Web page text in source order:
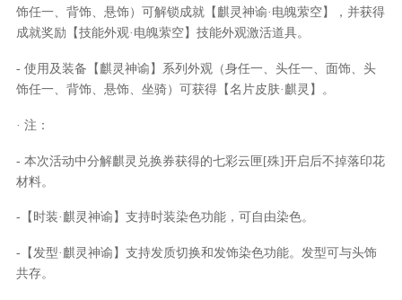
饰任一、背饰、悬饰）可解锁成就【麒灵神谕·电魄萦空】，并获得
成就奖励【技能外观·电魄萦空】技能外观激活道具。
- 使用及装备【麒灵神谕】系列外观（身任一、头任一、面饰、头
饰任一、背饰、悬饰、坐骑）可获得【名片皮肤·麒灵】。
· 注：
- 本次活动中分解麒灵兑换券获得的七彩云匣[殊]开启后不掉落印花
材料。
-【时装·麒灵神谕】支持时装染色功能，可自由染色。
-【发型·麒灵神谕】支持发质切换和发饰染色功能。发型可与头饰
共存。